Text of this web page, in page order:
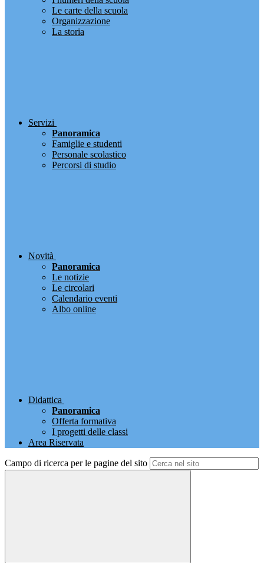
Le carte della scuola
Organizzazione
La storia
Servizi
Panoramica
Famiglie e studenti
Personale scolastico
Percorsi di studio
Novità
Panoramica
Le notizie
Le circolari
Calendario eventi
Albo online
Didattica
Panoramica
Offerta formativa
I progetti delle classi
Area Riservata
Campo di ricerca per le pagine del sito